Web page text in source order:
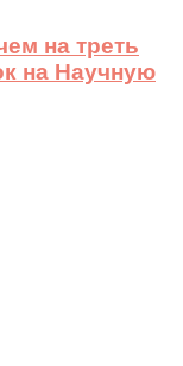
на треть
на Научную